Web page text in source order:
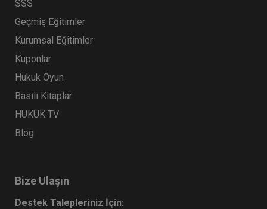
SSS
Geçmiş Eğitimler
Kurumsal Eğitimler
Kuponlar
Hukuk Oyun
Basılı Kitaplar
HUKUK TV
Blog
Bize Ulaşın
Destek Talepleriniz İçin: